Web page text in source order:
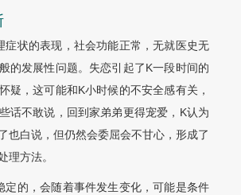
症状的表现，社会功能正常，无就医史无
的发展性问题。失恋引起了K一段时间的
疑，这可能和K小时候的不安全感有关，
话不敢说，回到家弟弟更得宠爱，K认为
也白说，但仍然会委屈会不甘心，形成了
理方法。
定的，会随着事件发生变化，可能是条件